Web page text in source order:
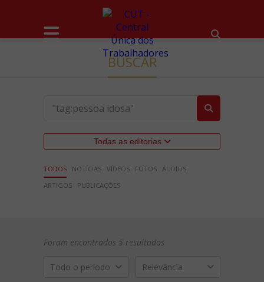
BUSCAR
Todas as editorias
TODOS NOTÍCIAS VÍDEOS FOTOS ÁUDIOS
ARTIGOS
PUBLICAÇÕES
Foram encontrados 5 resultados
Todo o período Relevância